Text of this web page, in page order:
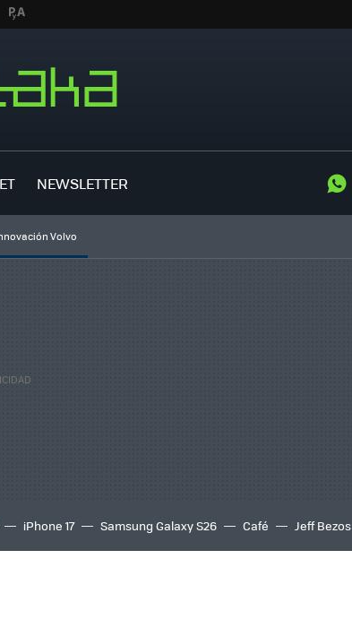
NEWSLETTER
Volvo
iPhone 17 Samsung Galaxy S26 Café Jeff Bezos